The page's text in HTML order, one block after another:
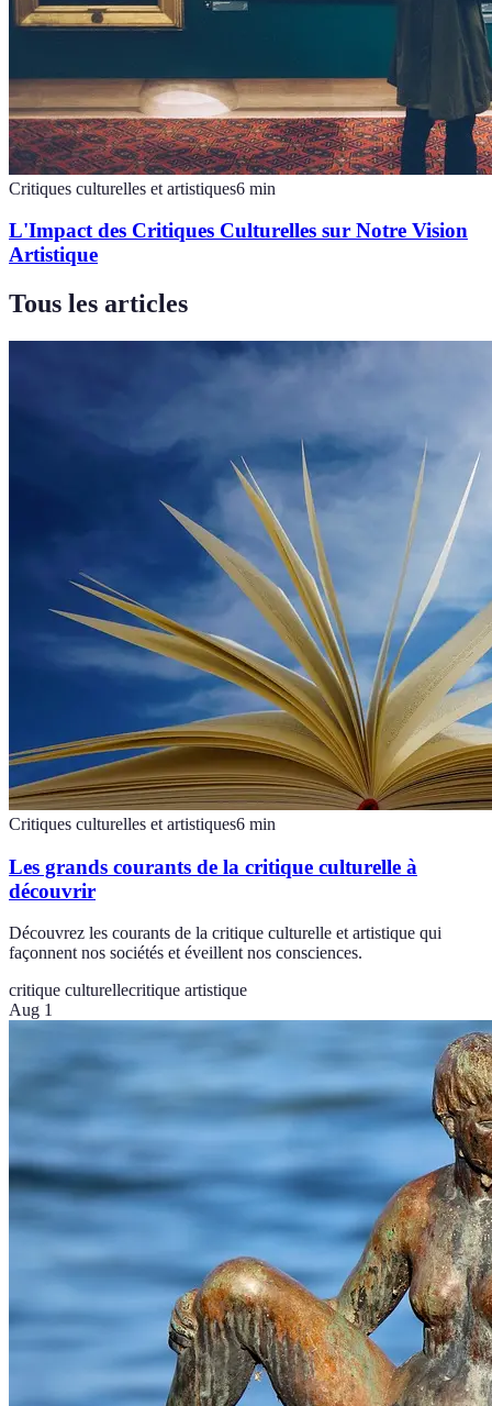
Critiques culturelles et artistiques6 min
L'Impact des Critiques Culturelles sur Notre Vision
Artistique
Tous les articles
Critiques culturelles et artistiques6 min
Les grands courants de la critique culturelle à
découvrir
Découvrez les courants de la critique culturelle et artistique qui
façonnent nos sociétés et éveillent nos consciences.
critique culturellecritique artistique
Aug 1